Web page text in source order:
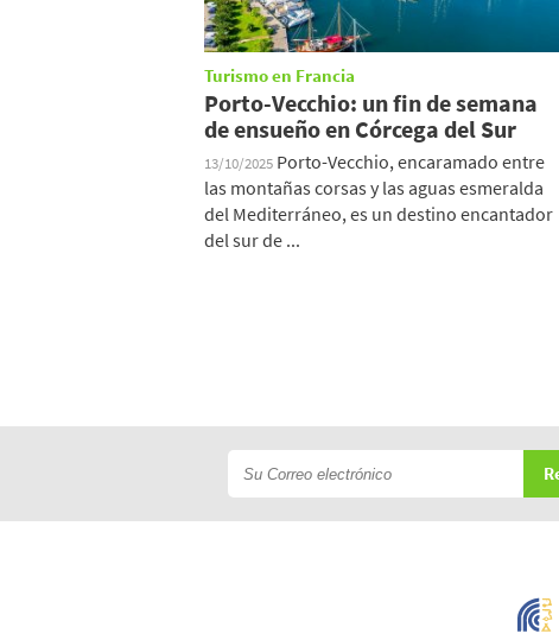
Turismo en Francia
Porto-Vecchio: un fin de semana
de ensueño en Córcega del Sur
13/10/2025 Porto-Vecchio, encaramado entre
las montañas corsas y las aguas esmeralda
del Mediterráneo, es un destino encantador
del sur de ...